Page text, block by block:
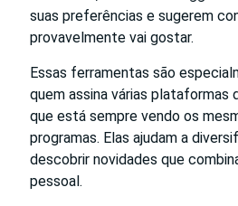
suas preferências e sugerem
provavelmente vai gostar.
Essas ferramentas são
quem assina várias plataformas
que está sempre vendo os
programas. Elas ajudam a
descobrir novidades que
pessoal.